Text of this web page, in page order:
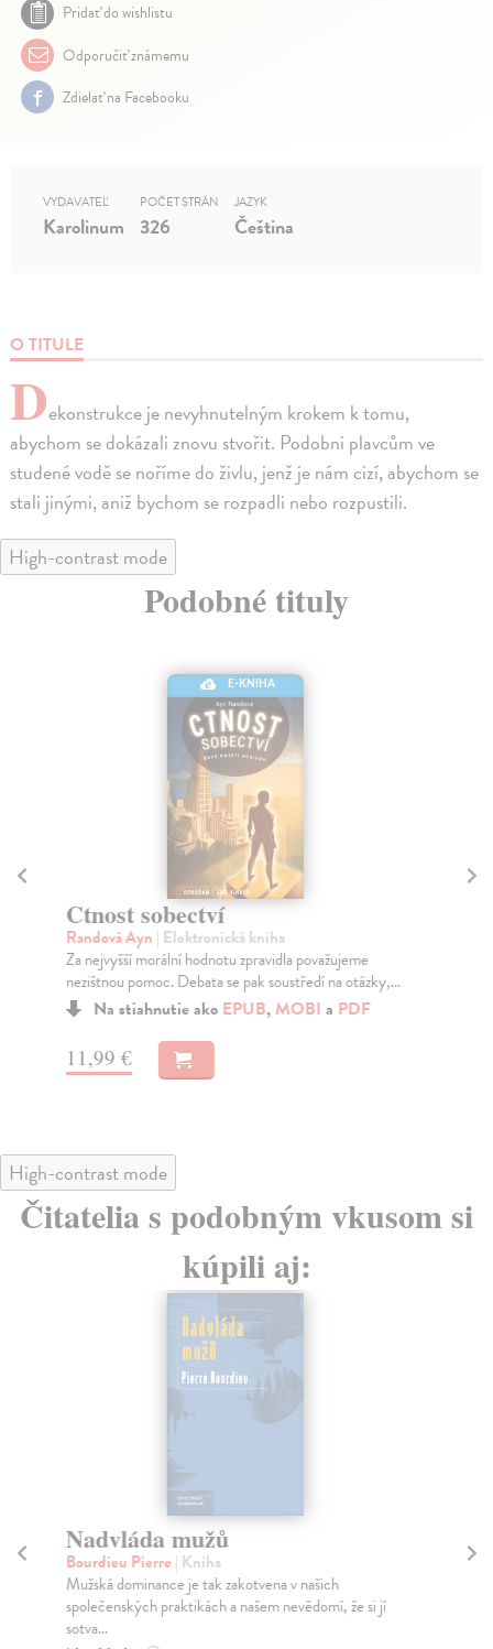
Pridať do wishlistu
Odporučiť známemu
Zdielať na Facebooku
O TITULE
Dekonstrukce je nevyhnutelným krokem k tomu,
abychom se dokázali znovu stvořit. Podobni plavcům ve
studené vodě se noříme do živlu, jenž je nám cizí, abychom se
stali jinými, aniž bychom se rozpadli nebo rozpustili.
VYDAVATEĽ
Karolinum
POČET STRÁN
326
JAZYK
Čeština
High-contrast mode
Podobné tituly
E-KNIHA
Ctnost sobectví
Randová Ayn | Elektronická kniha
Za nejvyšší morální hodnotu zpravidla považujeme
nezištnou pomoc. Debata se pak soustředí na otázky,...
Na stiahnutie ako EPUB,MOBI a PDF
11,99 €
High-contrast mode
Čitatelia s podobným vkusom si
kúpili aj:
Nadvláda mužů
Bourdieu Pierre | Kniha
Mužská dominance je tak zakotvena v našich
společenských praktikách a našem nevědomí, že si jí
sotva...